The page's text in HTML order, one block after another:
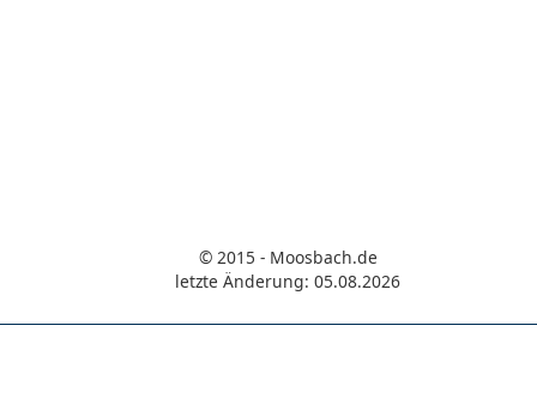
© 2015 - Moosbach.de
letzte Änderung: 05.08.2026